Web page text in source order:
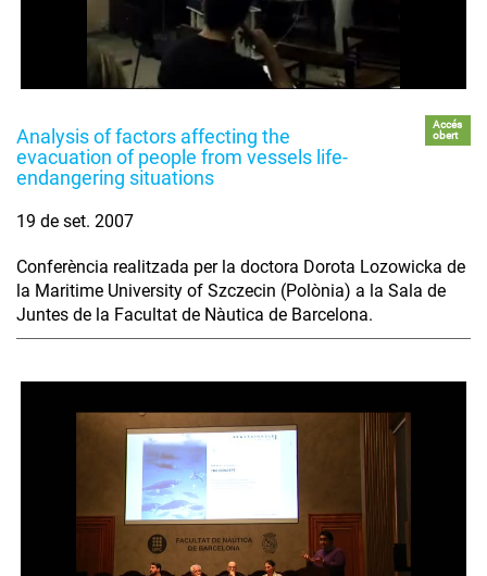
Analysis of factors affecting the
evacuation of people from vessels life-
endangering situations
Accés
obert
19 de set. 2007
Conferència realitzada per la doctora Dorota Lozowicka de
la Maritime University of Szczecin (Polònia) a la Sala de
Juntes de la Facultat de Nàutica de Barcelona.